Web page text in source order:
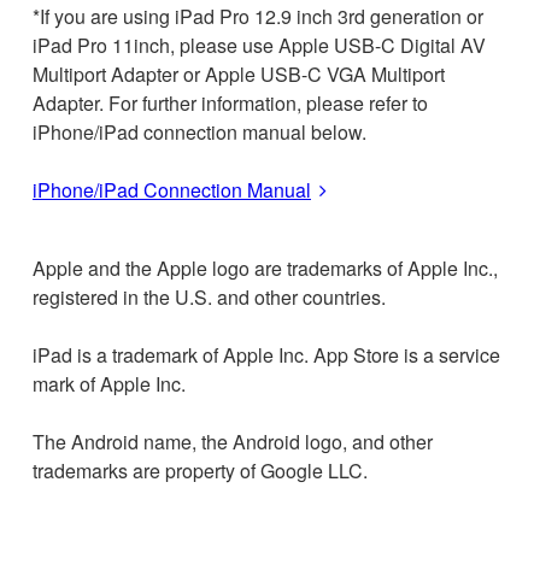
*If you are using iPad Pro 12.9 inch 3rd generation or
iPad Pro 11inch, please use Apple USB-C Digital AV
Multiport Adapter or Apple USB-C VGA Multiport
Adapter. For further information, please refer to
iPhone/iPad connection manual below.
iPhone/iPad Connection Manual
Apple and the Apple logo are trademarks of Apple Inc.,
registered in the U.S. and other countries.
iPad is a trademark of Apple Inc. App Store is a service
mark of Apple Inc.
The Android name, the Android logo, and other
trademarks are property of Google LLC.